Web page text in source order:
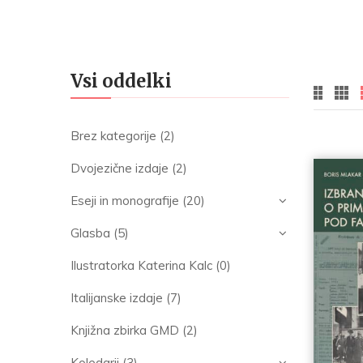
Vsi oddelki
Brez kategorije (2)
Dvojezične izdaje (2)
Eseji in monografije (20)
Glasba (5)
Ilustratorka Katerina Kalc (0)
Italijanske izdaje (7)
Knjižna zbirka GMD (2)